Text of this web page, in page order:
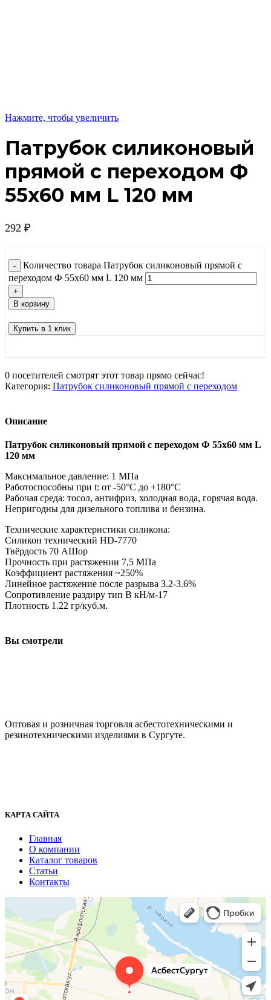
Нажмите, чтобы увеличить
Патрубок силиконовый
прямой с переходом Ф
55х60 мм L 120 мм
292 ₽
Количество товара Патрубок силиконовый прямой с
переходом Ф 55х60 мм L 120 мм
В корзину
Купить в 1 клик
0 посетителей смотрят этот товар прямо сейчас!
Категория: Патрубок силиконовый прямой с переходом
Описание
Патрубок силиконовый прямой с переходом Ф 55х60 мм L
120 мм
Максимальное давление: 1 МПа
Работоспособны при t: от -50°С до +180°С
Рабочая среда: тосол, антифриз, холодная вода, горячая вода.
Непригодны для дизельного топлива и бензина.
Технические характеристики силикона:
Силикон технический HD-7770
Твёрдость 70 АШор
Прочность при растяжении 7,5 МПа
Коэффициент растяжения ~250%
Линейное растяжение после разрыва 3.2-3.6%
Сопротивление раздиру тип В кН/м-17
Плотность 1.22 гр/куб.м.
Вы смотрели
Оптовая и розничная торговля асбестотехническими и
резинотехническими изделиями в Сургуте.
КАРТА САЙТА
Главная
О компании
Каталог товаров
Статьи
Контакты